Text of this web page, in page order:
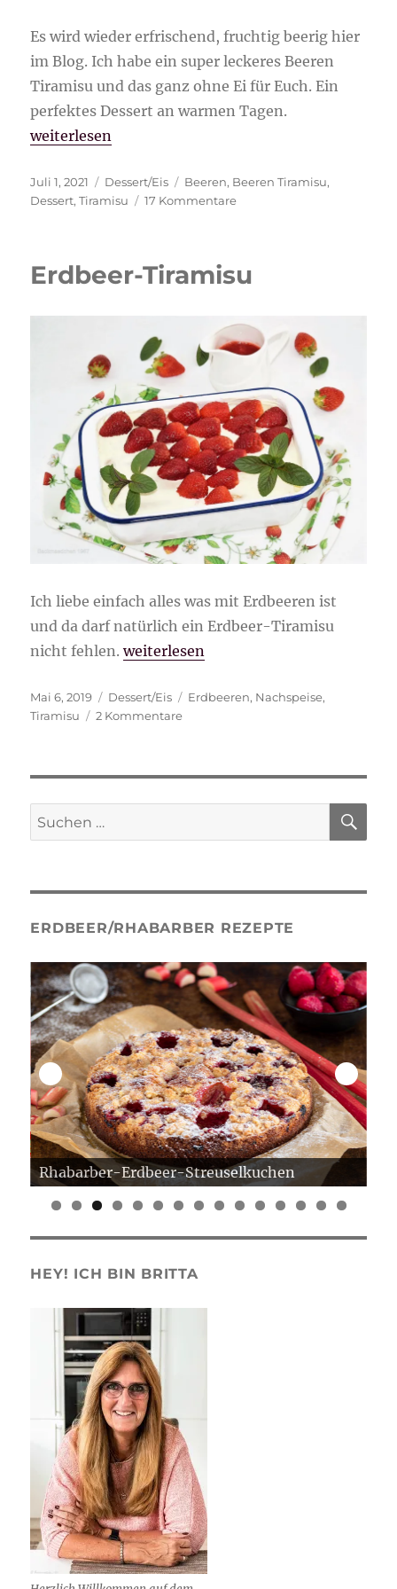
Es wird wieder erfrischend, fruchtig beerig hier
im Blog. Ich habe ein super leckeres Beeren
Tiramisu und das ganz ohne Ei für Euch. Ein
perfektes Dessert an warmen Tagen.
„Beeren Tiramisu“
weiterlesen
Veröffentlicht
am
Juli 1, 2021 Kategorien
Dessert/Eis Schlagwörter
Beeren, Beeren Tiramisu,
Dessert,Tiramisu 17 Kommentarezu
Erdbeer-Tiramisu
Ich liebe einfach alles was mit Erdbeeren ist
und da darf natürlich ein Erdbeer-Tiramisu
nicht fehlen.„Erdbeer-Tiramisu“
weiterlesen
Veröffentlicht
am
Mai 6, 2019 Kategorien
Dessert/Eis Schlagwörter
Erdbeeren, Nachspeise,
Tiramisu
2 Kommentarezu
Suche
nach:
ERDBEER/RHABARBER REZEPTE
Rhabarber-Erdbeer-Streuselkuchen
0 1 2 3 4 5
HEY! ICH BIN BRITTA